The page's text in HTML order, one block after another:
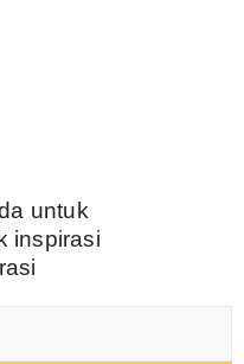
untuk
inspirasi